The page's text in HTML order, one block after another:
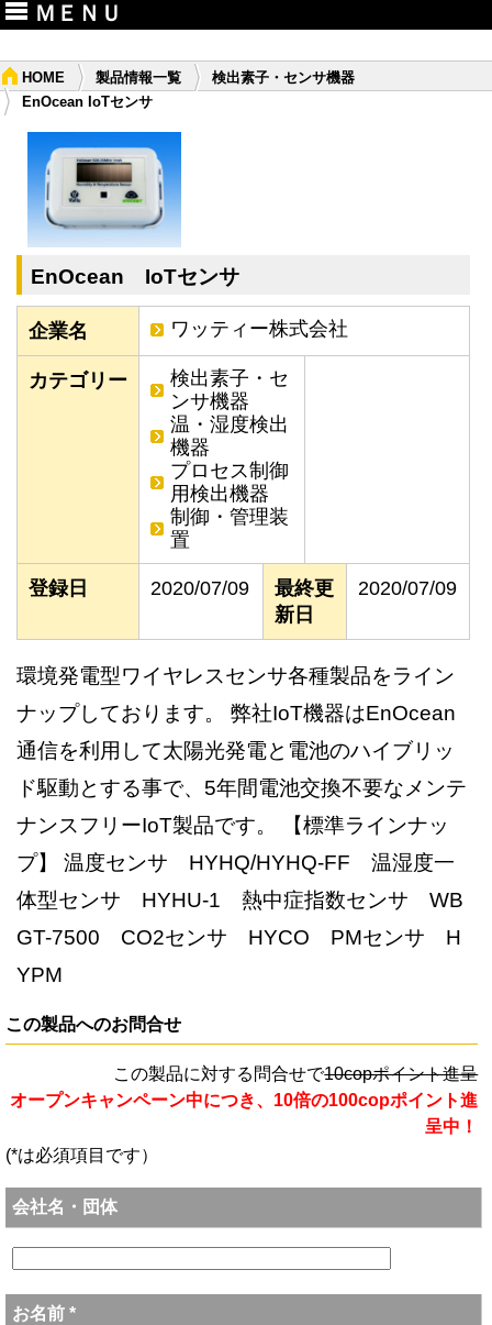
ＭＥＮＵ
HOME 製品情報一覧
検出素子・センサ機器
EnOcean IoTセンサ
EnOcean IoTセンサ
企業名 ワッティー株式会社
カテゴリー
検出素子・セ
ンサ機器
温・湿度検出
機器
プロセス制御
用検出機器
制御・管理装
置
登録日 2020/07/09
最終更
新日
2020/07/09
環境発電型ワイヤレスセンサ各種製品をライン
ナップしております。 弊社IoT機器はEnOcean
通信を利用して太陽光発電と電池のハイブリッ
ド駆動とする事で、5年間電池交換不要なメンテ
ナンスフリーIoT製品です。 【標準ラインナッ
プ】 温度センサ HYHQ/HYHQ-FF 温湿度一
体型センサ HYHU-1 熱中症指数センサ WB
GT-7500 CO2センサ HYCO PMセンサ H
YPM
この製品へのお問合せ
この製品に対する問合せで10copポイント進呈
オープンキャンペーン中につき、10倍の100copポイント進
呈中！
(*は必須項目です）
会社名・団体
お名前 *